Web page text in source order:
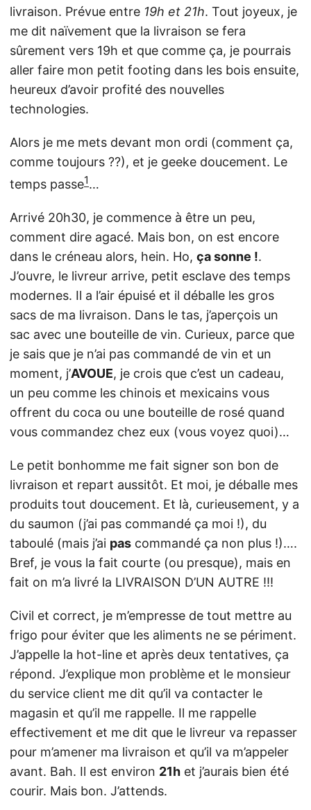
livraison. Prévue entre 19h et 21h. Tout joyeux, je
me dit naïvement que la livraison se fera
sûrement vers 19h et que comme ça, je pourrais
aller faire mon petit footing dans les bois ensuite,
heureux d’avoir profité des nouvelles
technologies.
Alors je me mets devant mon ordi (comment ça,
comme toujours ??), et je geeke doucement. Le
temps passe1…
Arrivé 20h30, je commence à être un peu,
comment dire agacé. Mais bon, on est encore
dans le créneau alors, hein. Ho, ça sonne !.
J’ouvre, le livreur arrive, petit esclave des temps
modernes. Il a l’air épuisé et il déballe les gros
sacs de ma livraison. Dans le tas, j’aperçois un
sac avec une bouteille de vin. Curieux, parce que
je sais que je n’ai pas commandé de vin et un
moment, j’AVOUE, je crois que c’est un cadeau,
un peu comme les chinois et mexicains vous
offrent du coca ou une bouteille de rosé quand
vous commandez chez eux (vous voyez quoi)…
Le petit bonhomme me fait signer son bon de
livraison et repart aussitôt. Et moi, je déballe mes
produits tout doucement. Et là, curieusement, y a
du saumon (j’ai pas commandé ça moi !), du
taboulé (mais j’ai pas commandé ça non plus !)….
Bref, je vous la fait courte (ou presque), mais en
fait on m’a livré la LIVRAISON D’UN AUTRE !!!
Civil et correct, je m’empresse de tout mettre au
frigo pour éviter que les aliments ne se périment.
J’appelle la hot-line et après deux tentatives, ça
répond. J’explique mon problème et le monsieur
du service client me dit qu’il va contacter le
magasin et qu’il me rappelle. Il me rappelle
effectivement et me dit que le livreur va repasser
pour m’amener ma livraison et qu’il va m’appeler
avant. Bah. Il est environ 21h et j’aurais bien été
courir. Mais bon. J’attends.